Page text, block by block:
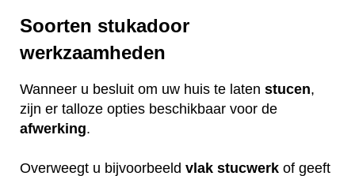
Soorten stukadoor
werkzaamheden
Wanneer u besluit om uw huis te laten stucen,
zijn er talloze opties beschikbaar voor de
afwerking.
Overweegt u bijvoorbeeld vlak stucwerk of geeft